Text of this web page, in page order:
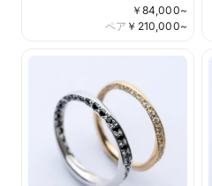
￥ 84,000~
￥ 210,000~
ペア